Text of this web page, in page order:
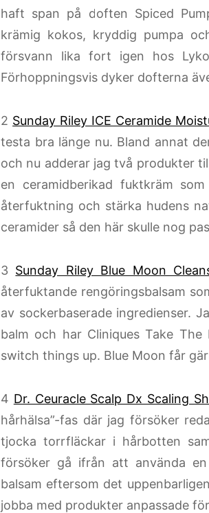
haft span på doften Spiced
krämig kokos, kryddig pumpa
försvann lika fort igen hos
Förhoppningsvis dyker dofterna
2 Sunday Riley ICE Ceramide
testa bra länge nu. Bland annat
och nu adderar jag två produkter
en ceramidberikad fuktkräm
återfuktning och stärka hudens
ceramider så den här skulle nog
3 Sunday Riley Blue Moon
återfuktande rengöringsbalsam
av sockerbaserade ingredienser.
balm och har Cliniques Take
switch things up. Blue Moon får
4 Dr. Ceuracle Scalp Dx Scaling
hårhälsa”-fas där jag försöker
tjocka torrfläckar i hårbotten
försöker gå ifrån att använda
balsam eftersom det
jobba med produkter anpassade